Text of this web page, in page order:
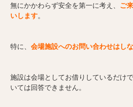
無にかかわらず安全を第一に考え、 ご
いします。
特に、 会場施設へのお問い合わせはし
施設は会場としてお借りしているだけ
いては回答できません。